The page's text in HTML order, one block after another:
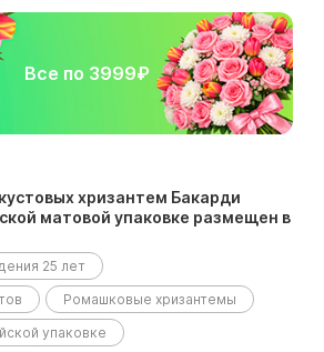
Все по 3999₽
хризантем Бакарди
матовой упаковке размещен в
25 лет
Ромашковые хризантемы
упаковке